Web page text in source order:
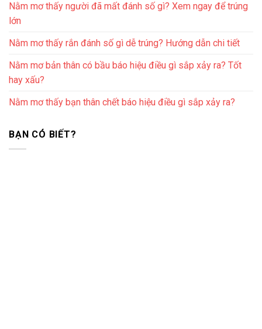
Nằm mơ thấy người đã mất đánh số gì? Xem ngay để trúng
lớn
Nằm mơ thấy rắn đánh số gì dễ trúng? Hướng dẫn chi tiết
Nằm mơ bản thân có bầu báo hiệu điều gì sắp xảy ra? Tốt
hay xấu?
Nằm mơ thấy bạn thân chết báo hiệu điều gì sắp xảy ra?
BẠN CÓ BIẾT?